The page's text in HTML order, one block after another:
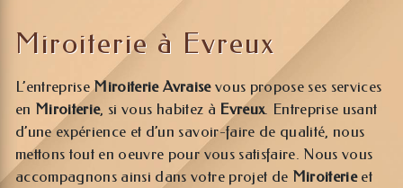
Miroiterie à Evreux
L’entrepriseMiroiterie Avraisevous propose ses services
en Miroiterie, si vous habitez à Evreux. Entreprise usant
d’une expérience et d’un savoir-faire de qualité, nous
mettons tout en oeuvre pour vous satisfaire. Nous vous
accompagnons ainsi dans votre projet de Miroiterieet